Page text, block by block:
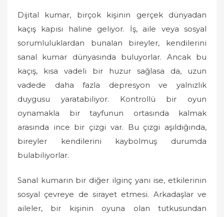
Dijital kumar, birçok kişinin gerçek dünyadan
kaçış kapısı haline geliyor. İş, aile veya sosyal
sorumluluklardan bunalan bireyler, kendilerini
sanal kumar dünyasında buluyorlar. Ancak bu
kaçış, kısa vadeli bir huzur sağlasa da, uzun
vadede daha fazla depresyon ve yalnızlık
duygusu yaratabiliyor. Kontrollü bir oyun
oynamakla bir tayfunun ortasında kalmak
arasında ince bir çizgi var. Bu çizgi aşıldığında,
bireyler kendilerini kaybolmuş durumda
bulabiliyorlar.
Sanal kumarın bir diğer ilginç yanı ise, etkilerinin
sosyal çevreye de sirayet etmesi. Arkadaşlar ve
aileler, bir kişinin oyuna olan tutkusundan